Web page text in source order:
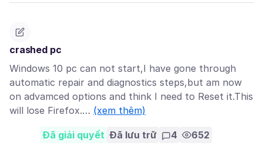
crashed pc
Windows 10 pc can not start,I have gone through
automatic repair and diagnostics steps,but am now
on advamced options and think I need to Reset it.This
will lose Firefox.… (xem thêm)
Đã giải quyết Đã lưu trữ 4 652